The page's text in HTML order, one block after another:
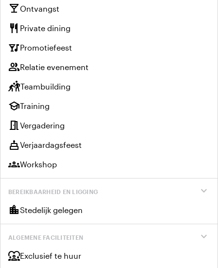
local_bar Ontvangst
restaurant Private dining
nightlifePromotiefeest
groupRelatie evenement
sports_kabaddiTeambuilding
schoolTraining
meeting_roomVergadering
cakeVerjaardagsfeest
groupsWorkshop
expand_more
BEREIKBAARHEID EN LIGGING
location_cityStedelijk gelegen
expand_more
ALGEMENE FACILITEITEN
diversity_1Exclusief te huur